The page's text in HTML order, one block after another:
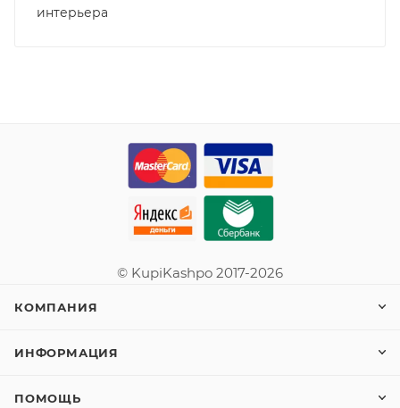
интерьера
© KupiKashpo 2017-2026
КОМПАНИЯ
ИНФОРМАЦИЯ
ПОМОЩЬ